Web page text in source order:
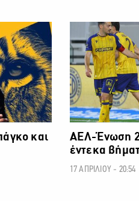
CYTA
και
ΑΕΛ-Ένωση
έντεκα
17 ΑΠΡΙΛΙΟΥ - 20:54